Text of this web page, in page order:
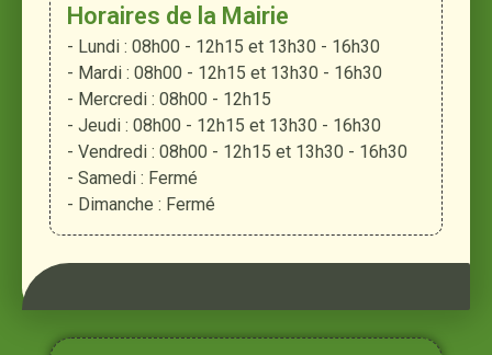
Horaires de la Mairie
- Lundi : 08h00 - 12h15 et 13h30 - 16h30
- Mardi : 08h00 - 12h15 et 13h30 - 16h30
- Mercredi : 08h00 - 12h15
- Jeudi : 08h00 - 12h15 et 13h30 - 16h30
- Vendredi : 08h00 - 12h15 et 13h30 - 16h30
- Samedi : Fermé
- Dimanche : Fermé